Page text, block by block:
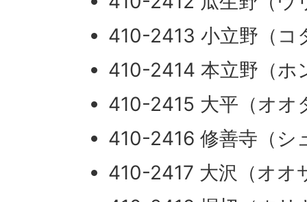
410-2413 小立野（コ
410-2414 本立野（ホ
410-2415 大平（オオ
410-2416 修善寺（シ
410-2417 大沢（オオ